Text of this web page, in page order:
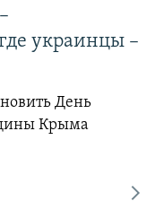
украинцы –
День
Крыма